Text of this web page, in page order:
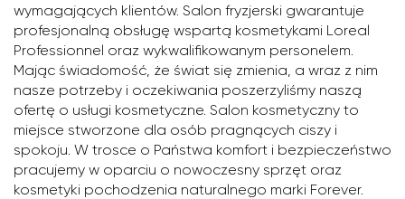
wymagających klientów. Salon fryzjerski gwarantuje
profesjonalną obsługę wspartą kosmetykami Loreal
Professionnel oraz wykwalifikowanym personelem.
Mając świadomość, że świat się zmienia, a wraz z nim
nasze potrzeby i oczekiwania poszerzyliśmy naszą
ofertę o usługi kosmetyczne. Salon kosmetyczny to
miejsce stworzone dla osób pragnących ciszy i
spokoju. W trosce o Państwa komfort i bezpieczeństwo
pracujemy w oparciu o nowoczesny sprzęt oraz
kosmetyki pochodzenia naturalnego marki Forever.